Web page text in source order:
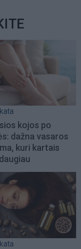
kojos po
dažna vasaros
kuri kartais